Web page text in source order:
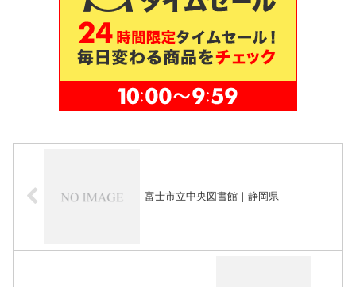
富士市立中央図書館｜静岡県